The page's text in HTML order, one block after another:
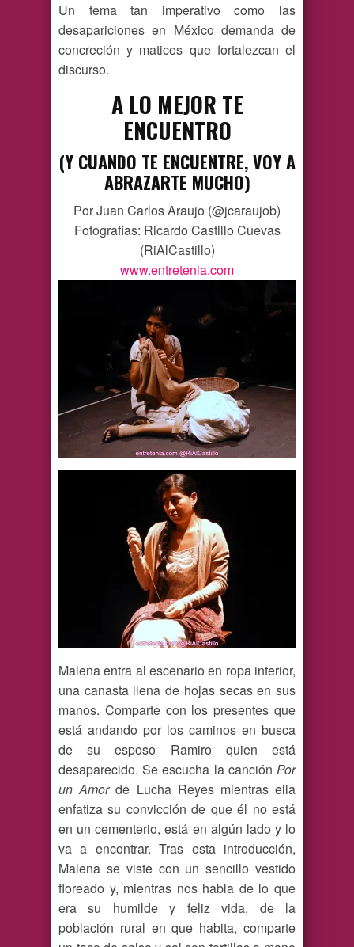
Un tema tan imperativo como las
desapariciones en México demanda de
concreción y matices que fortalezcan el
discurso.
A LO MEJOR TE
ENCUENTRO
(Y CUANDO TE ENCUENTRE, VOY A
ABRAZARTE MUCHO)
Por Juan Carlos Araujo (@jcaraujob)
Fotografías: Ricardo Castillo Cuevas
(RiAlCastillo)
www.entretenia.com
Malena entra al escenario en ropa interior,
una canasta llena de hojas secas en sus
manos. Comparte con los presentes que
está andando por los caminos en busca
de su esposo Ramiro quien está
desaparecido. Se escucha la canción Por
un Amorde Lucha Reyes mientras ella
enfatiza su convicción de que él no está
en un cementerio, está en algún lado y lo
va a encontrar. Tras esta introducción,
Malena se viste con un sencillo vestido
floreado y, mientras nos habla de lo que
era su humilde y feliz vida, de la
población rural en que habita, comparte